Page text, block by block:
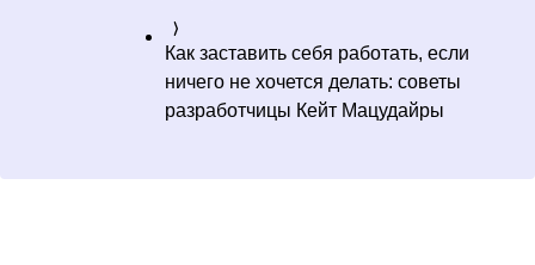
Как заставить себя работать, если
ничего не хочется делать: советы
разработчицы Кейт Мацудайры